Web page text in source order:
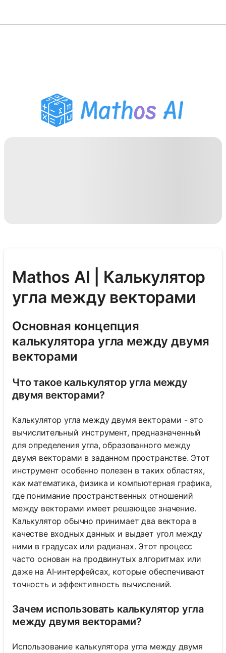
Помощник по домашним
заданиям PDF
Инструменты для
Mathos AI | Калькулятор
угла между векторами
Основная концепция
калькулятора угла между двумя
векторами
Что такое калькулятор угла между
двумя векторами?
Калькулятор угла между двумя векторами - это
вычислительный инструмент, предназначенный
для определения угла, образованного между
двумя векторами в заданном пространстве. Этот
инструмент особенно полезен в таких областях,
как математика, физика и компьютерная графика,
где понимание пространственных отношений
между векторами имеет решающее значение.
Калькулятор обычно принимает два вектора в
качестве входных данных и выдает угол между
ними в градусах или радианах. Этот процесс
часто основан на продвинутых алгоритмах или
даже на AI-интерфейсах, которые обеспечивают
точность и эффективность вычислений.
Зачем использовать калькулятор угла
между двумя векторами?
Использование калькулятора угла между двумя